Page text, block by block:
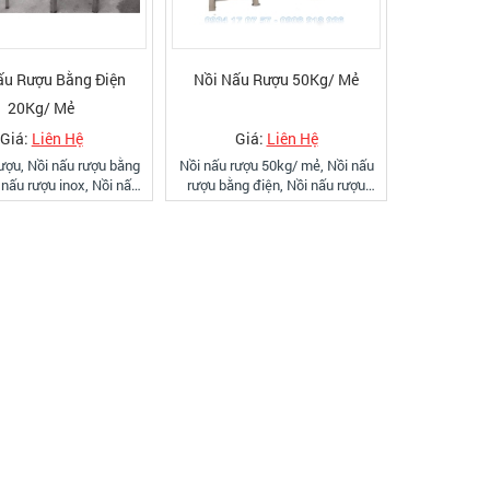
Rượu Bằng Điện
20Kg/ Mẻ
Giá: Liên Hệ
Nồi nấu rượu bằng
rượu inox, Nồi nấu
điện, nồi nấu rượu
Nồi Nấu Rượu 50Kg/ Mẻ
Giá: Liên Hệ
Nồi nấu rượu 50kg/ mẻ, Nồi nấu
rượu bằng điện, Nồi nấu rượu
inox, Nồi chưng cất rượu, Lò nấu